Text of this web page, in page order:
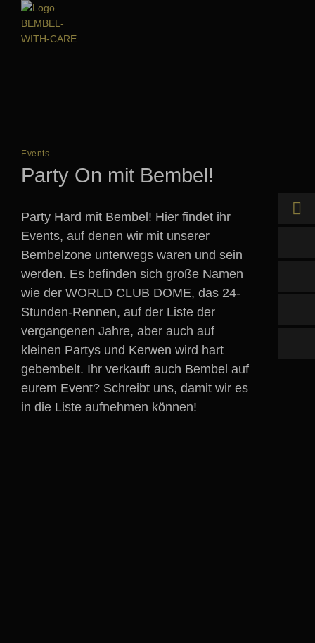
Events
Party On mit Bembel!
Party Hard mit Bembel! Hier findet ihr
Events, auf denen wir mit unserer
Bembelzone unterwegs waren und sein
werden. Es befinden sich große Namen
wie der WORLD CLUB DOME, das 24-
Stunden-Rennen, auf der Liste der
vergangenen Jahre, aber auch auf
kleinen Partys und Kerwen wird hart
gebembelt. Ihr verkauft auch Bembel auf
eurem Event? Schreibt uns, damit wir es
in die Liste aufnehmen können!